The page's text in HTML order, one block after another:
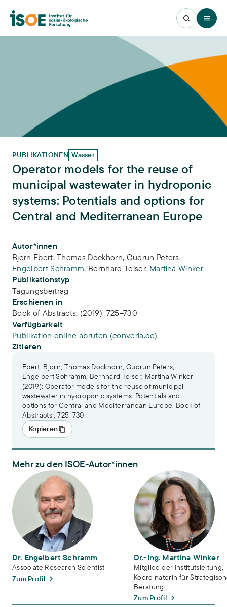
Open
PUBLIKATIONEN Wasser
Operator models for the reuse of
municipal wastewater in hydroponic
systems: Potentials and options for
Central and Mediterranean Europe
Publikations-Infos
Autor*innen
Björn Ebert,Thomas Dockhorn, Gudrun Peters,
Engelbert Schramm, Bernhard Teiser, Martina Winker
Publikationstyp
Tagungsbeitrag
Erschienen in
Book of Abstracts, (2019). 725–730
Verfügbarkeit
Publikation online abrufen (converia.de)
Zitieren
Ebert, Björn, Thomas Dockhorn, Gudrun Peters,
Engelbert Schramm, Bernhard Teiser, Martina Winker
(2019): Operator models for the reuse of municipal
wastewater in hydroponic systems: Potentials and
options for Central and Mediterranean Europe. Book of
Abstracts , 725–730
Kopieren
Mehr zu den ISOE-Autor*innen
Dr. Engelbert Schramm
Dr. Engelbert Schramm
Associate Research Scientist
Zum Profil
Dr.-Ing. Martina Winker
Dr.-Ing. Martina Winker
Mitglied der Institutsleitung,
Koordinatorin für
Beratung
Zum Profil